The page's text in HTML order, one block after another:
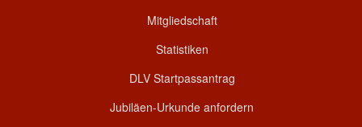
Mitgliedschaft
Statistiken
DLV Startpassantrag
Jubiläen-Urkunde anfordern